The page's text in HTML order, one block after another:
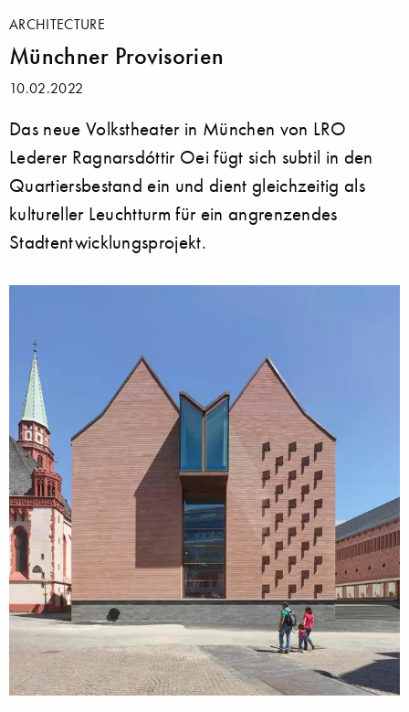
ARCHITECTURE
Münchner Provisorien
10.02.2022
Das neue Volkstheater in München von LRO
Lederer Ragnarsdóttir Oei fügt sich subtil in den
Quartiersbestand ein und dient gleichzeitig als
kultureller Leuchtturm für ein angrenzendes
Stadtentwicklungsprojekt.